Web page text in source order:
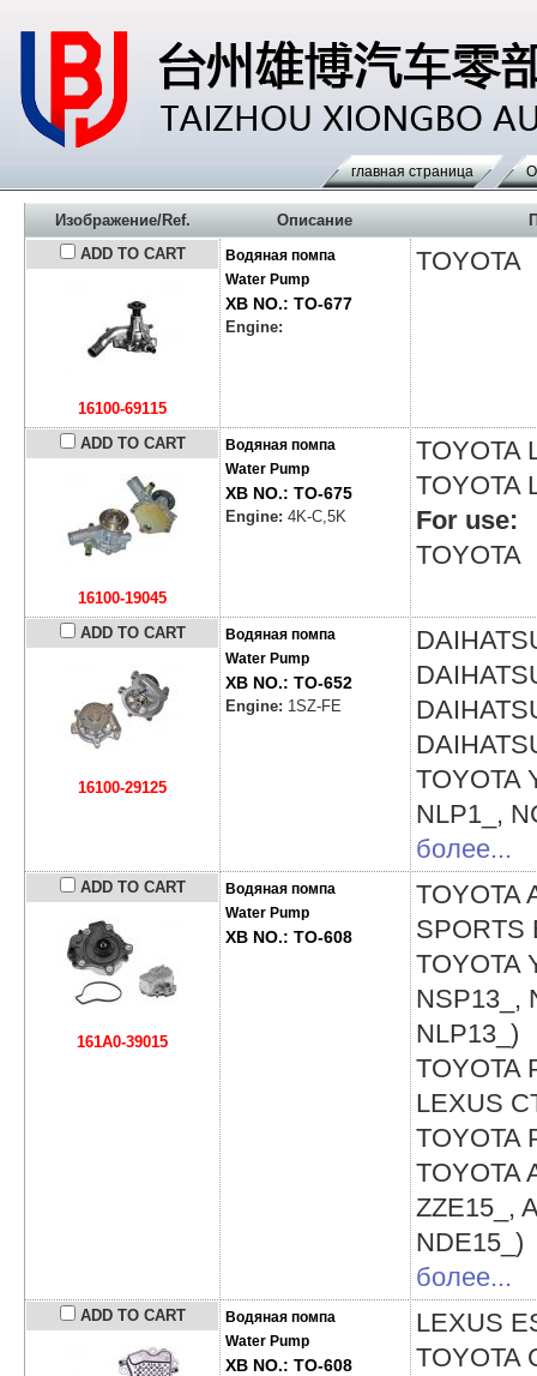
главная страница
Изображение/Ref. Описание
ADD TO CART
16100-69115
Водяная помпа
Water Pump
XB NO.: TO-677
Engine:
TOYOTA
ADD TO CART
16100-19045
Водяная помпа
Water Pump
XB NO.: TO-675
Engine: 4K-C,5K
TOYOTA
TOYOTA
For use:
TOYOTA
ADD TO CART
16100-29125
Водяная помпа
Water Pump
XB NO.: TO-652
Engine: 1SZ-FE
TOYOTA
NLP1_,
более...
ADD TO CART
161A0-39015
Водяная помпа
Water Pump
XB NO.: TO-608
TOYOTA
SPORTS
TOYOTA
NSP13_,
NLP13_)
TOYOTA
LEXUS
TOYOTA
TOYOTA
ZZE15_,
NDE15_)
более...
ADD TO CART
Водяная помпа
Water Pump
XB NO.: TO-608
LEXUS
TOYOTA